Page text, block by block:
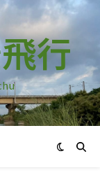
行